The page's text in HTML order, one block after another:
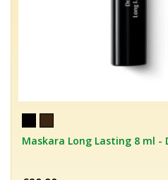
Maskara Long Lasting 8 ml -